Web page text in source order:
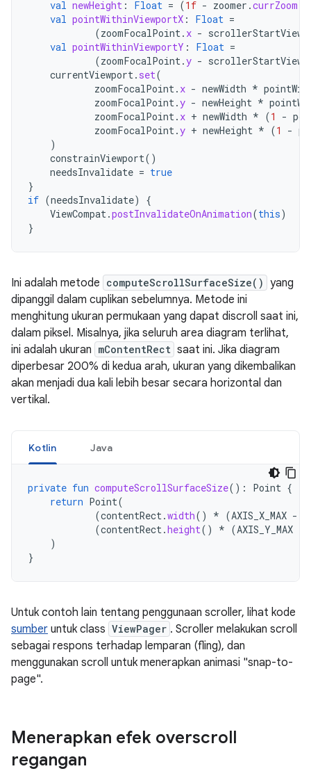
val newHeight : Float = (1f - zoomer .currZoom
val pointWithinViewportX : Float =
(zoomFocalPoint. x -
val pointWithinViewportY : Float =
(zoomFocalPoint.y -
currentViewport. set(
zoomFocalPoint. x - newWidth *
zoomFocalPoint.y - newHeight *
zoomFocalPoint. x + newWidth * (1 -
zoomFocalPoint.y + newHeight * (1 -
)
constrainViewport()
needsInvalidate = true
}
if (needsInvalidate)
{
ViewCompat.postInvalidateOnAnimation(this)
}
Ini adalah metode computeScrollSurfaceSize() yang
dipanggil dalam cuplikan sebelumnya. Metode ini
menghitung ukuran permukaan yang dapat discroll saat ini,
dalam piksel. Misalnya, jika seluruh area diagram terlihat,
ini adalah ukuran mContentRect saat ini. Jika diagram
diperbesar 200% di kedua arah, ukuran yang dikembalikan
akan menjadi dua kali lebih besar secara horizontal dan
vertikal.
Kotlin Java
private fun computeScrollSurfaceSize(): Point {
return Point(
(contentRect.width() * (AXIS_X_MAX -
(contentRect.height() * (AXIS_Y_MAX
)
}
Untuk contoh lain tentang penggunaan scroller, lihat kode
sumber untuk class ViewPager . Scroller melakukan scroll
sebagai respons terhadap lemparan (fling), dan
menggunakan scroll untuk menerapkan animasi "snap-to-
page".
Menerapkan efek overscroll
regangan